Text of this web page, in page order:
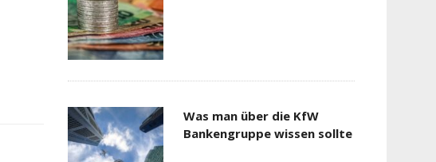
Was man über die KfW
Bankengruppe wissen sollte